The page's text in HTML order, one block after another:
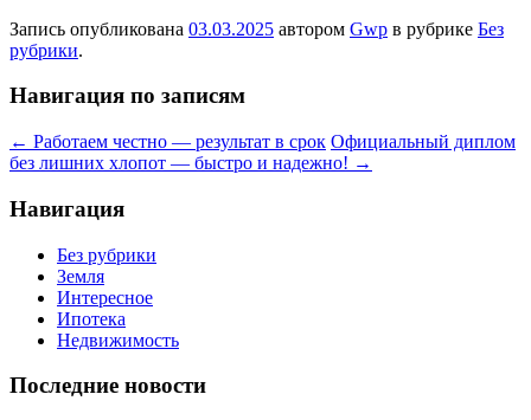
Запись опубликована 03.03.2025 автором Gwp в рубрике Без
рубрики.
Навигация по записям
← Работаем честно — результат в срок Официальный диплом
без лишних хлопот — быстро и надежно! →
Навигация
Без рубрики
Земля
Интересное
Ипотека
Недвижимость
Последние новости